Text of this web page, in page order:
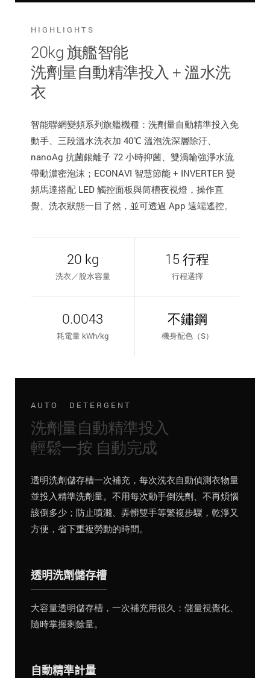
HIGHLIGHTS
20kg 旗艦智能
洗劑量自動精準投入 + 溫水洗
衣
智能聯網變頻系列旗艦機種：洗劑量自動精準投入免
動手、三段溫水洗衣加 40℃ 溫泡洗深層除汙、
nanoAg 抗菌銀離子 72 小時抑菌、雙渦輪強淨水流
帶動濃密泡沫；ECONAVI 智慧節能 + INVERTER 變
頻馬達搭配 LED 觸控面板與筒槽夜視燈，操作直
覺、洗衣狀態一目了然，並可透過 App 遠端遙控。
20 kg
洗衣／脫水容量
15 行程
行程選擇
0.0043
耗電量 kWh/kg
不鏽鋼
機身配色（S）
AUTO DETERGENT
洗劑量自動精準投入
輕鬆一按 自動完成
透明洗劑儲存槽一次補充，每次洗衣自動偵測衣物量
並投入精準洗劑量。不用每次動手倒洗劑、不再煩惱
該倒多少；防止噴濺、弄髒雙手等繁複步驟，乾淨又
方便，省下重複勞動的時間。
透明洗劑儲存槽
大容量透明儲存槽，一次補充用很久；儲量視覺化、
隨時掌握剩餘量。
自動精準計量